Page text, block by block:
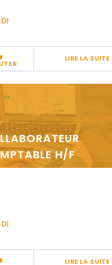
LIRE LA SUITE
H/F
LIRE LA SUITE